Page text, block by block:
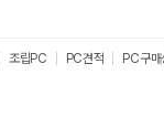
조립PC PC견적 PC구매